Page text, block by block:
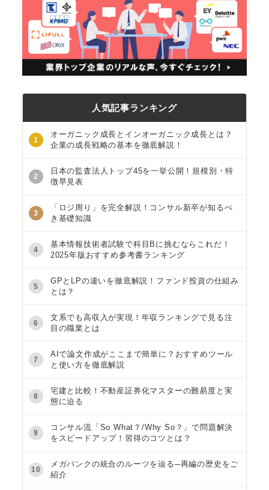
人気記事ランキング
1
オーガニック成長とインオーガニック成長とは？
企業の成長戦略の基本を徹底解説！
2
日本の監査法人トップ45を一挙公開！規模別・特
徴早見表
3
「ロジ周り」を完全解説！コンサル新卒が知るべ
き基礎知識
4
基本情報技術者試験で科目Bに挑むならこれだ！
2025年版おすすめ参考書ランキング
5
GPとLPの違いを徹底解説！ファンド投資の仕組み
とは？
6
文系でも高収入が実現！年収ランキングで見る注
目の職業とは
7
AIで論文作成がここまで簡単に？おすすめツール
と使い方を徹底解説
8
宅建と比較！不動産証券化マスターの難易度と実
態に迫る
9
コンサル流「So What？/Why So？」で問題解決
をスピードアップ！習得のコツとは？
10
メガバンクの統合のルーツを辿る─再編の歴史をご
紹介